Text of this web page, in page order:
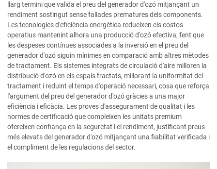
llarg termini que valida el preu del generador d'ozó mitjançant un
rendiment sostingut sense fallades prematures dels components.
Les tecnologies d'eficiència energètica redueixen els costos
operatius mantenint alhora una producció d'ozó efectiva, fent que
les despeses contínues associades a la inversió en el preu del
generador d'ozó siguin mínimes en comparació amb altres mètodes
de tractament. Els sistemes integrats de circulació d'aire milloren la
distribució d'ozó en els espais tractats, millorant la uniformitat del
tractament i reduint el temps d'operació necessari, cosa que reforça
l'argument del preu del generador d'ozó gràcies a una major
eficiència i eficàcia. Les proves d'assegurament de qualitat i les
normes de certificació que compleixen les unitats premium
ofereixen confiança en la seguretat i el rendiment, justificant preus
més elevats del generador d'ozó mitjançant una fiabilitat verificada i
el compliment de les regulacions del sector.